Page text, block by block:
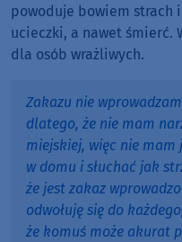
powoduje bowiem strach
ucieczki, a nawet śmierć.
dla osób wrażliwych.
Zakazu nie
dlatego, że nie mam
miejskiej, więc nie mam
w domu i słuchać jak
że jest zakaz
odwołuję się do
że komuś może akurat